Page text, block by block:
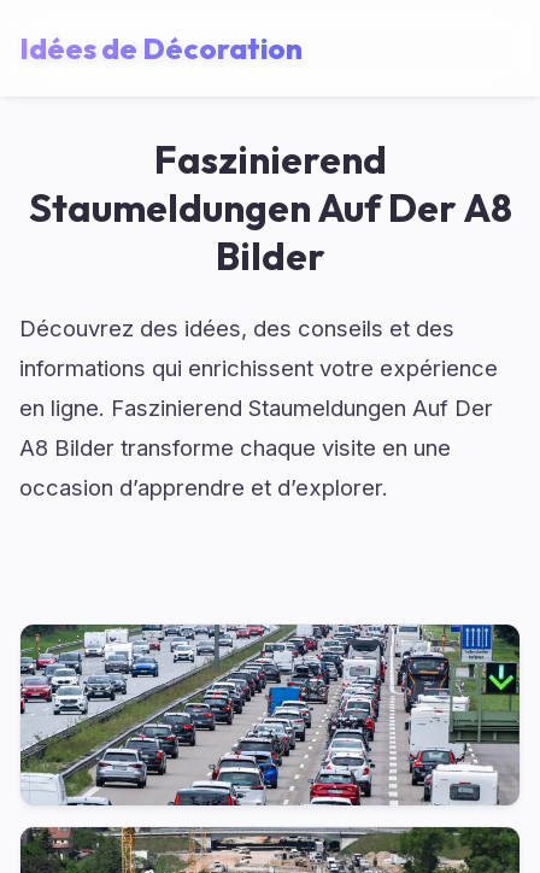
Idées de Décoration
Faszinierend
Staumeldungen Auf Der A8
Bilder
Découvrez des idées, des conseils et des
informations qui enrichissent votre expérience
en ligne. Faszinierend Staumeldungen Auf Der
A8 Bilder transforme chaque visite en une
occasion d’apprendre et d’explorer.